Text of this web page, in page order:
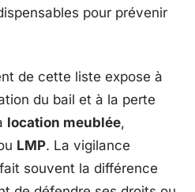
pour prévenir
de cette liste expose à
du bail et à la perte
location meublée,
LMP. La vigilance
souvent la différence